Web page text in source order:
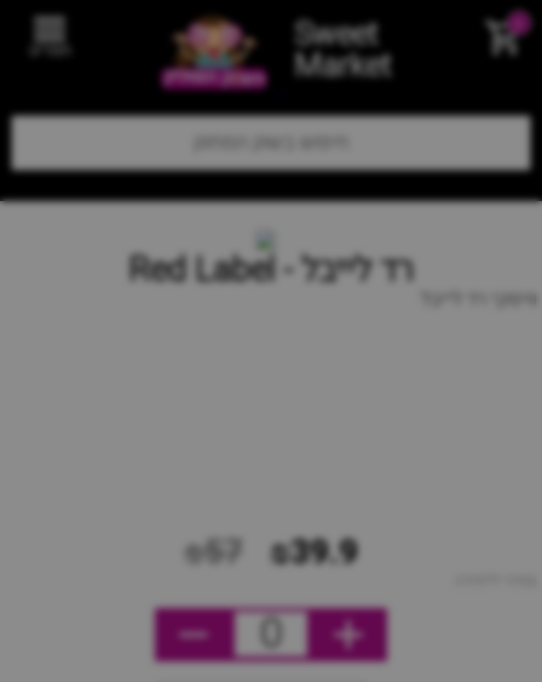
Sweet
Market תפריט
רד לייבל - Red Label
וויסקי רד לייבל
₪39.9
₪57
0